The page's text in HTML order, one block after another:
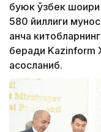
буюк ўзбек
580 йиллиги
қанча
беради Kazinform
асосланиб.